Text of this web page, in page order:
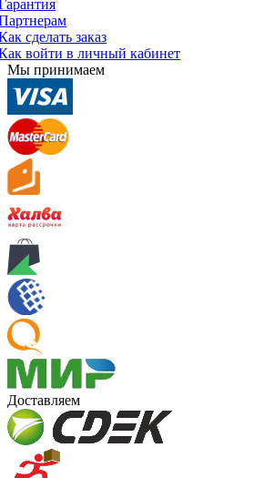
сделать заказ
войти в личный кабинет
Мы принимаем
Доставляем